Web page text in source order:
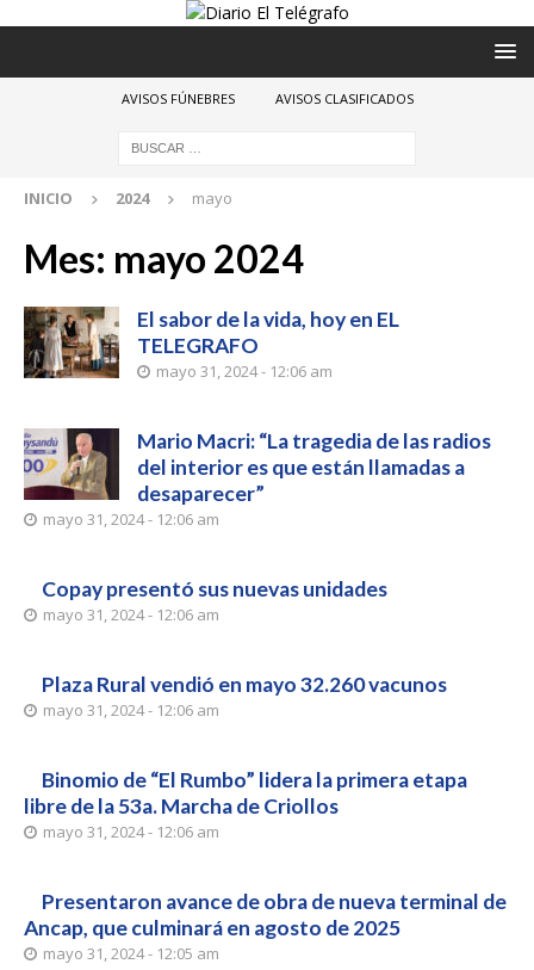
AVISOS FÚNEBRES AVISOS CLASIFICADOS
INICIO 2024 mayo
Mes: mayo 2024
El sabor de la vida, hoy en EL
TELEGRAFO
mayo 31, 2024 - 12:06 am
Mario Macri: “La tragedia de las radios
del interior es que están llamadas a
desaparecer”
mayo 31, 2024 - 12:06 am
Copay presentó sus nuevas unidades
mayo 31, 2024 - 12:06 am
Plaza Rural vendió en mayo 32.260 vacunos
mayo 31, 2024 - 12:06 am
Binomio de “El Rumbo” lidera la primera etapa
libre de la 53a. Marcha de Criollos
mayo 31, 2024 - 12:06 am
Presentaron avance de obra de nueva terminal de
Ancap, que culminará en agosto de 2025
mayo 31, 2024 - 12:05 am